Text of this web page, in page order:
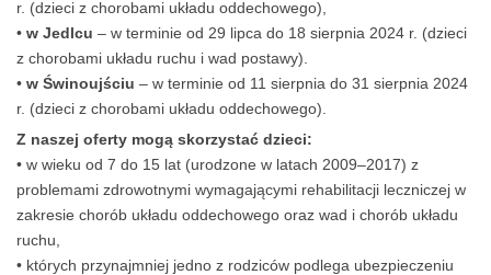
r. (dzieci z chorobami układu oddechowego),
• w Jedlcu – w terminie od 29 lipca do 18 sierpnia 2024 r. (dzieci
z chorobami układu ruchu i wad postawy).
• w Świnoujściu – w terminie od 11 sierpnia do 31 sierpnia 2024
r. (dzieci z chorobami układu oddechowego).
Z naszej oferty mogą skorzystać dzieci:
• w wieku od 7 do 15 lat (urodzone w latach 2009–2017) z
problemami zdrowotnymi wymagającymi rehabilitacji leczniczej w
zakresie chorób układu oddechowego oraz wad i chorób układu
ruchu,
• których przynajmniej jedno z rodziców podlega ubezpieczeniu